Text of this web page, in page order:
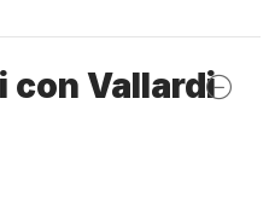
con Vallardi